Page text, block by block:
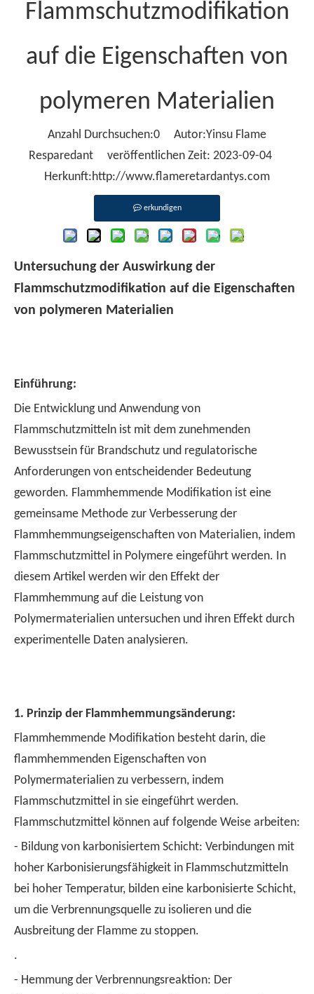
Flammschutzmodifikation
auf die Eigenschaften von
polymeren Materialien
Anzahl Durchsuchen:0 Autor:Yinsu Flame
Resparedant veröffentlichen Zeit: 2023-09-04
Herkunft:http://www.flameretardantys.com
erkundigen
Untersuchung der Auswirkung der
Flammschutzmodifikation auf die Eigenschaften
von polymeren Materialien
Einführung:
Die Entwicklung und Anwendung von
Flammschutzmitteln ist mit dem zunehmenden
Bewusstsein für Brandschutz und regulatorische
Anforderungen von entscheidender Bedeutung
geworden. Flammhemmende Modifikation ist eine
gemeinsame Methode zur Verbesserung der
Flammhemmungseigenschaften von Materialien, indem
Flammschutzmittel in Polymere eingeführt werden. In
diesem Artikel werden wir den Effekt der
Flammhemmung auf die Leistung von
Polymermaterialien untersuchen und ihren Effekt durch
experimentelle Daten analysieren.
1. Prinzip der Flammhemmungsänderung:
Flammhemmende Modifikation besteht darin, die
flammhemmenden Eigenschaften von
Polymermaterialien zu verbessern, indem
Flammschutzmittel in sie eingeführt werden.
Flammschutzmittel können auf folgende Weise arbeiten:
- Bildung von karbonisiertem Schicht: Verbindungen mit
hoher Karbonisierungsfähigkeit in Flammschutzmitteln
bei hoher Temperatur, bilden eine karbonisierte Schicht,
um die Verbrennungsquelle zu isolieren und die
Ausbreitung der Flamme zu stoppen.
.
- Hemmung der Verbrennungsreaktion: Der